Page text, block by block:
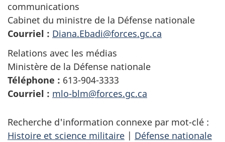
communications
Cabinet du ministre de la Défense nationale
Courriel : Diana.Ebadi@forces.gc.ca
Relations avec les médias
Ministère de la Défense nationale
Téléphone : 613-904-3333
Courriel : mlo-blm@forces.gc.ca
Recherche d'information connexe par mot-clé :
Histoire et science militaire | Défense nationale